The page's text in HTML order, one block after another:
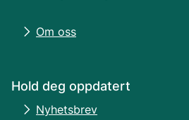
Om oss
Hold deg oppdatert
Nyhetsbrev